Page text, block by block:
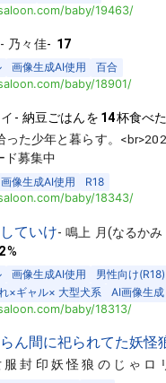
baby/19463/
- 乃々佳- 17
画像生成AI使用
百合
baby/18901/
- 納豆ごはんを 14杯食べた
った少年と暮らす。
ド募集中
画像生成AI使用
R18
baby/18343/
ていけ-鳴上 月(なるかみ
%
画像生成AI使用
男性向け(R18)
×ギャル× 大型犬系
AI画像生成
baby/18313/
ん間に祀られてた妖怪
服 封 印 妖 怪 狼 の じ ゃ ロ